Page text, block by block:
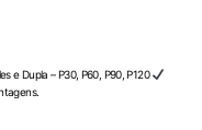
e Dupla – P30, P60, P90, P120